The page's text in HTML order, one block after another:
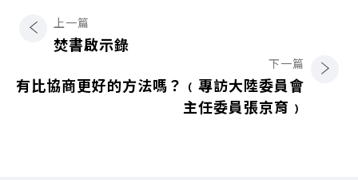
上一篇
焚書啟示錄
下一篇
有比協商更好的方法嗎？﹙專訪大陸委員會
主任委員張京育﹚